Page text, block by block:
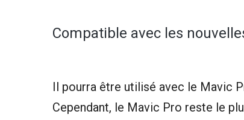
Compatible avec les
Il pourra être utilisé avec le Mavic
Cependant, le Mavic Pro reste le